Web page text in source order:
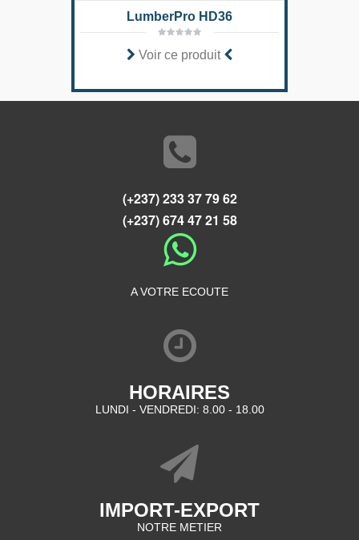
LumberPro HD36
Voir ce produit
(+237) 233 37 79 62
(+237) 674 47 21 58
A VOTRE ECOUTE
HORAIRES
LUNDI - VENDREDI: 8.00 - 18.00
IMPORT-EXPORT
NOTRE METIER